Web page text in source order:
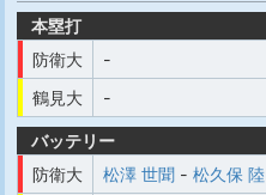
本塁打
防衛大
-
鶴見大
-
バッテリー
防衛大
松澤 世聞 - 松久保 陸